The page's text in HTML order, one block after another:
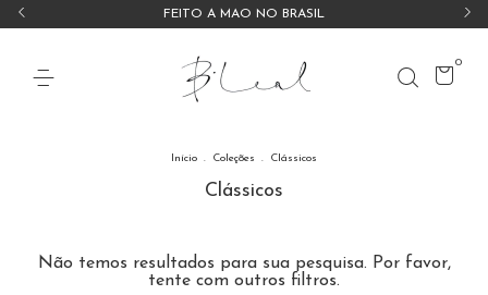
FEITO À MÃO NO BRASIL
0
Início . Coleções . Clássicos
Clássicos
Não temos resultados para sua pesquisa. Por favor,
tente com outros filtros.